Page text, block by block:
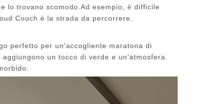
lo trovano scomodo.Ad esempio, è difficile
Couch è la strada da percorrere.
perfetto per un'accogliente maratona di
un tocco di verde e un'atmosfera